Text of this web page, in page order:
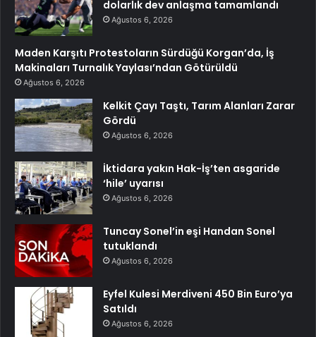
dolarlık dev anlaşma tamamlandı
Ağustos 6, 2026
Maden Karşıtı Protestoların Sürdüğü Korgan’da, İş
Makinaları Turnalık Yaylası’ndan Götürüldü
Ağustos 6, 2026
Kelkit Çayı Taştı, Tarım Alanları Zarar
Gördü
Ağustos 6, 2026
İktidara yakın Hak-İş’ten asgaride
‘hile’ uyarısı
Ağustos 6, 2026
Tuncay Sonel’in eşi Handan Sonel
tutuklandı
Ağustos 6, 2026
Eyfel Kulesi Merdiveni 450 Bin Euro’ya
Satıldı
Ağustos 6, 2026